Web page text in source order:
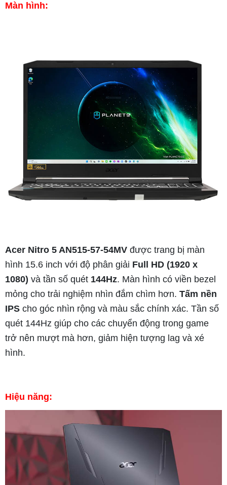
Màn hình:
Acer Nitro 5 AN515-57-54MV được trang bị màn
hình 15.6 inch với độ phân giải Full HD (1920 x
1080) và tần số quét 144Hz. Màn hình có viền bezel
mỏng cho trải nghiệm nhìn đắm chìm hơn. Tấm nền
IPS cho góc nhìn rộng và màu sắc chính xác. Tần số
quét 144Hz giúp cho các chuyển động trong game
trở nên mượt mà hơn, giảm hiện tượng lag và xé
hình.
Hiệu năng: